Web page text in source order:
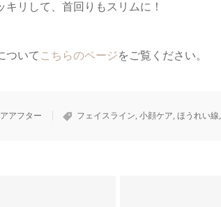
リして、首回りもスリムに！
ついて こちらのページをご覧ください。
アフター フェイスライン, 小顔ケア, ほうれい線,